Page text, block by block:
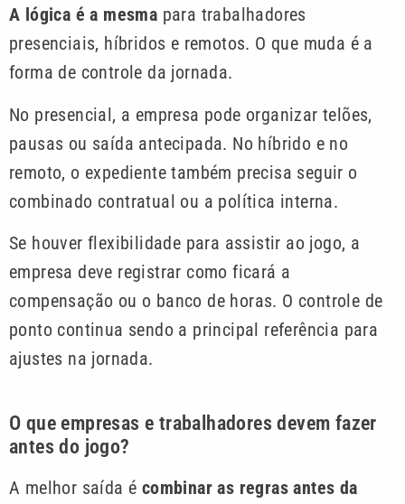
A lógica é a mesma para trabalhadores
presenciais, híbridos e remotos. O que muda é a
forma de controle da jornada.
No presencial, a empresa pode organizar telões,
pausas ou saída antecipada. No híbrido e no
remoto, o expediente também precisa seguir o
combinado contratual ou a política interna.
Se houver flexibilidade para assistir ao jogo, a
empresa deve registrar como ficará a
compensação ou o banco de horas. O controle de
ponto continua sendo a principal referência para
ajustes na jornada.
O que empresas e trabalhadores devem fazer
antes do jogo?
A melhor saída é combinar as regras antes da